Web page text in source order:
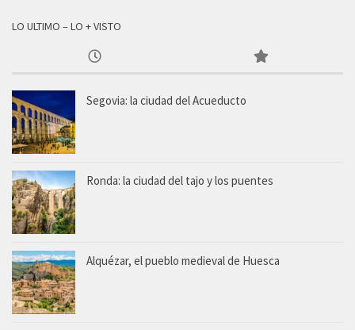
LO ULTIMO – LO + VISTO
Segovia: la ciudad del Acueducto
Ronda: la ciudad del tajo y los puentes
Alquézar, el pueblo medieval de Huesca